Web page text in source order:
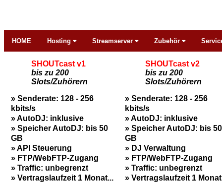
HOME Hosting Streamserver Zubehör
SHOUTcast v1
bis zu 200
Slots/Zuhörern
» Senderate: 128 - 256
kbits/s
» AutoDJ: inklusive
» Speicher AutoDJ: bis 50
GB
» API Steuerung
» FTP/WebFTP-Zugang
» Traffic: unbegrenzt
» Vertragslaufzeit 1 Monat...
SHOUTcast v2
bis zu 200
Slots/Zuhörern
» Senderate: 128 - 256
kbits/s
» AutoDJ: inklusive
» Speicher AutoDJ: bis 50
GB
» DJ Verwaltung
» FTP/WebFTP-Zugang
» Traffic: unbegrenzt
» Vertragslaufzeit 1